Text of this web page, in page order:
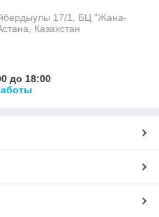
17/1, БЦ "Жана-
Казахстан
до 18:00